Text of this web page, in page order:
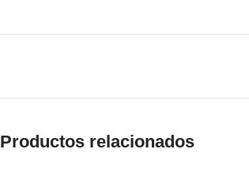
Productos relacionados